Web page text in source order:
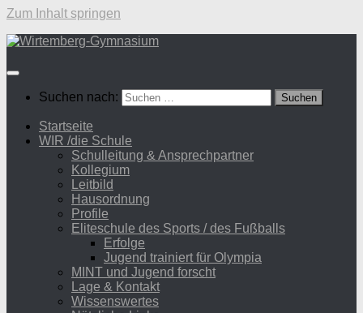
Zum Inhalt springen
Suchen nach:
Startseite
WIR /die Schule
Schulleitung & Ansprechpartner
Kollegium
Leitbild
Hausordnung
Profile
Eliteschule des Sports / des Fußballs
Erfolge
Jugend trainiert für Olympia
MINT und Jugend forscht
Lage & Kontakt
Wissenswertes